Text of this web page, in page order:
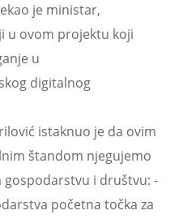
je ministar,
u ovom projektu koji
u
digitalnog
istaknuo je da ovim
štandom njegujemo
i društvu: -
početna točka za